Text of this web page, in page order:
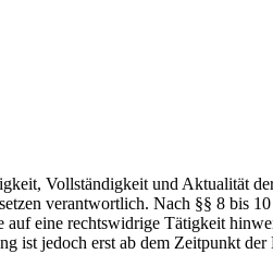
Vollständigkeit und Aktualität
verantwortlich. Nach §§ 8 bis
eine rechtswidrige Tätigkeit
ist jedoch erst ab dem Zeitpunkt